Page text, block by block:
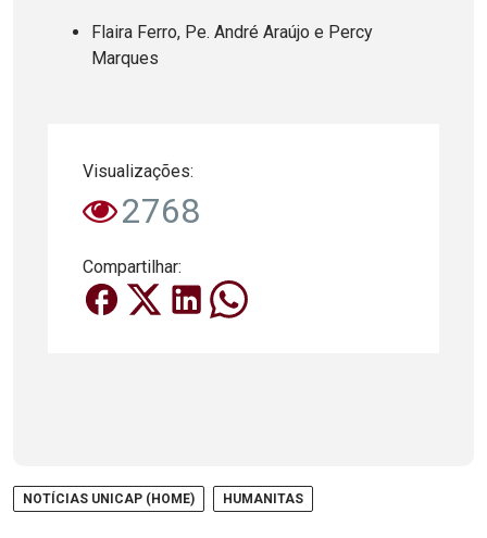
Flaira Ferro, Pe. André Araújo e Percy
Marques
Visualizações:
2768
Compartilhar:
NOTÍCIAS UNICAP (HOME) HUMANITAS